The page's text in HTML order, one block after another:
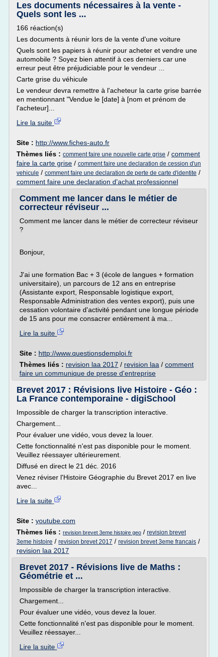
Les documents nécessaires à la vente -
Quels sont les ...
166 réaction(s)
Les documents à réunir lors de la vente d'une voiture
Quels sont les papiers à réunir pour acheter et vendre une
automobile ? Soyez bien attentif à ces derniers car une
erreur peut être préjudiciable pour le vendeur ...
Carte grise du véhicule
Le vendeur devra remettre à l'acheteur la carte grise barrée
en mentionnant "Vendue le [date] à [nom et prénom de
l'acheteur]...
Lire la suite
Site : http://www.fiches-auto.fr
Thèmes liés : comment faire une nouvelle carte grise / comment
faire la carte grise / comment faire une declaration de cession d'un
vehicule / comment faire une declaration de perte de carte d'identite /
comment faire une declaration d'achat professionnel
Comment me lancer dans le métier de
correcteur réviseur ...
Comment me lancer dans le métier de correcteur réviseur
?
Bonjour,
J'ai une formation Bac + 3 (école de langues + formation
universitaire), un parcours de 12 ans en entreprise
(Assistante export, Responsable logistique export,
Responsable Administration des ventes export), puis une
cessation volontaire d'activité pendant une longue période
de 15 ans pour me consacrer entièrement à ma...
Lire la suite
Site : http://www.questionsdemploi.fr
Thèmes liés : revision laa 2017 / revision laa / comment
faire un communique de presse d'entreprise
Brevet 2017 : Révisions live Histoire - Géo :
La France contemporaine - digiSchool
Impossible de charger la transcription interactive.
Chargement...
Pour évaluer une vidéo, vous devez la louer.
Cette fonctionnalité n'est pas disponible pour le moment.
Veuillez réessayer ultérieurement.
Diffusé en direct le 21 déc. 2016
Venez réviser l'Histoire Géographie du Brevet 2017 en live
avec...
Lire la suite
Site : youtube.com
Thèmes liés : revision brevet 3eme histoire geo / revision brevet
3eme histoire / revision brevet 2017 / revision brevet 3eme francais /
revision laa 2017
Brevet 2017 - Révisions live de Maths :
Géométrie et ...
Impossible de charger la transcription interactive.
Chargement...
Pour évaluer une vidéo, vous devez la louer.
Cette fonctionnalité n'est pas disponible pour le moment.
Veuillez réessayer...
Lire la suite